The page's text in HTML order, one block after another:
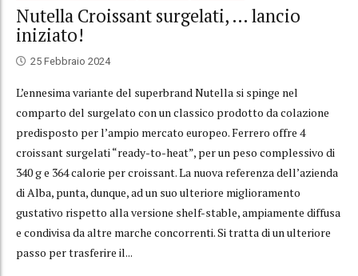
Nutella Croissant surgelati, … lancio
iniziato!
25 Febbraio 2024
L’ennesima variante del superbrand Nutella si spinge nel
comparto del surgelato con un classico prodotto da colazione
predisposto per l’ampio mercato europeo. Ferrero offre 4
croissant surgelati “ready-to-heat”, per un peso complessivo di
340 g e 364 calorie per croissant. La nuova referenza dell’azienda
di Alba, punta, dunque, ad un suo ulteriore miglioramento
gustativo rispetto alla versione shelf-stable, ampiamente diffusa
e condivisa da altre marche concorrenti. Si tratta di un ulteriore
passo per trasferire il...